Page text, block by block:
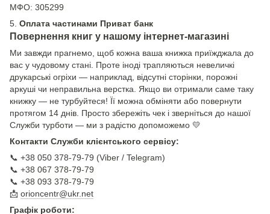
МФО: 305299
5. Оплата частинами Приват банк
Повернення книг у нашому інтернет-магазині
Ми завжди прагнемо, щоб кожна ваша книжка приїжджала до
вас у чудовому стані. Проте іноді трапляються невеличкі
друкарські огріхи — наприклад, відсутні сторінки, порожні
аркуші чи неправильна верстка. Якщо ви отримали саме таку
книжку — не турбуйтеся! Її можна обміняти або повернути
протягом 14 днів. Просто збережіть чек і зверніться до нашої
Служби турботи — ми з радістю допоможемо 💛
Контакти Служби клієнтського сервісу:
📞 +38 050 378-79-79 (Viber / Telegram)
📞 +38 067 378-79-79
📞 +38 093 378-79-79
📩 orioncentr@ukr.net
Графік роботи: